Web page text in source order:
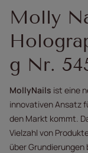
Molly
g Nr.
MollyNails ist eine
innovativen Ansatz
den Markt kommt.
Vielzahl von
über Grundierungen